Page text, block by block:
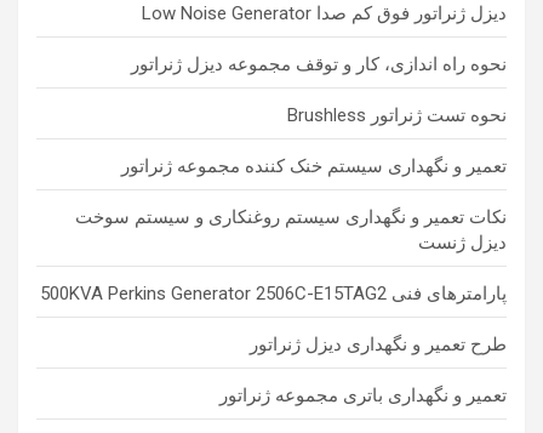
دیزل ژنراتور فوق کم صدا Low Noise Generator
نحوه راه اندازی، کار و توقف مجموعه دیزل ژنراتور
نحوه تست ژنراتور Brushless
تعمیر و نگهداری سیستم خنک کننده مجموعه ژنراتور
نکات تعمیر و نگهداری سیستم روغنکاری و سیستم سوخت
دیزل ژنست
پارامترهای فنی 500KVA Perkins Generator 2506C-E15TAG2
طرح تعمیر و نگهداری دیزل ژنراتور
تعمیر و نگهداری باتری مجموعه ژنراتور